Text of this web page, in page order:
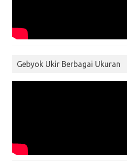
Gebyok Ukir Berbagai Ukuran